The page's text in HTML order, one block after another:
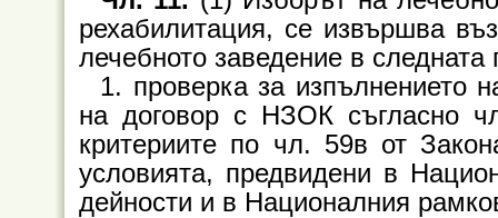
рехабилитация, се извършва
лечебното заведение в следната
1. проверка за изпълнението
на договор с НЗОК съгласно
критериите по чл. 59в от
условията, предвидени в
дейности и в Националния